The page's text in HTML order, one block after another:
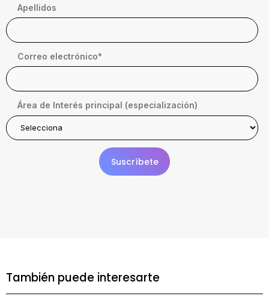
Apellidos
Correo electrónico*
Área de Interés principal (especialización)
También puede interesarte